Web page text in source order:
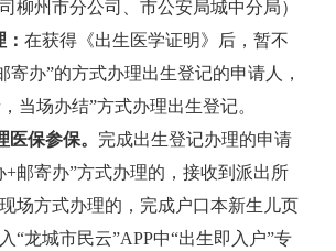
柳州市分公司
、市公安局城中分局）
在获得《出生医学证明》后，暂不
寄办”的方式办理出生登记的申请人，
当场办结”方式办理出生登记。
医保参保。 完成出生登记办理的申请
+邮寄办”方式办理的，接收到派出所
场方式办理的，完成户口本新生儿页
“龙城市民云”APP中“出生即入户”专